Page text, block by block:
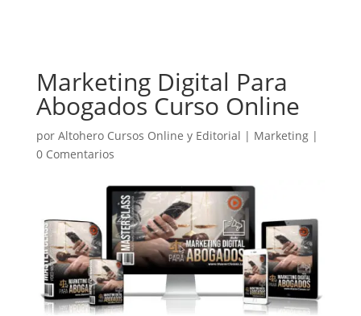
Marketing Digital Para
Abogados Curso Online
por Altohero Cursos Online y Editorial | Marketing|
0 Comentarios